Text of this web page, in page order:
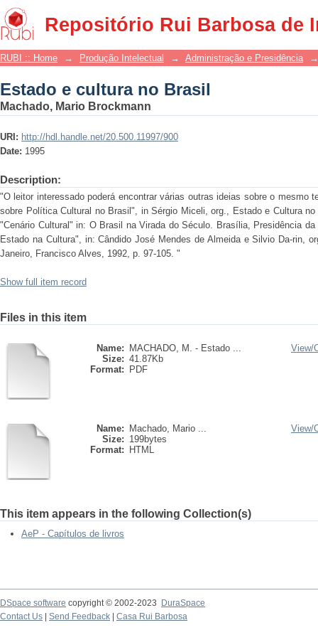
Repositório Rui Barbosa de
Estado e cultura no Brasil
RUBI :: Home → Produção Intelectual → Administração e Presidência →
Estado e cultura no Brasil
Machado, Mario Brockmann
URI: http://hdl.handle.net/20.500.11997/900
Date: 1995
Description:
"O leitor interessado poderá encontrar várias outras ideias sobre o mesmo
sobre Política Cultural no Brasil", in Sérgio Miceli, org., Estado e Cultura
"Cenário Cultural" in: O Brasil na Virada do Século. Brasília, Presidência
Estado na Cultura", in: Cândido José Mendes de Almeida e Silvio Da-rin,
Janeiro, Francisco Alves, 1992, p. 97-105. "
Show full item record
Files in this item
Name:
MACHADO, M. - Estado ...
Size: 41.87Kb
Format:
PDF
View/
Name:
Machado, Mario ...
Size: 199bytes
Format:
HTML
View/
This item appears in the following Collection(s)
AeP - Capítulos de livros
DSpace software copyright © 2002-2023
DuraSpace
Contact Us
Send Feedback Casa Rui Barbosa